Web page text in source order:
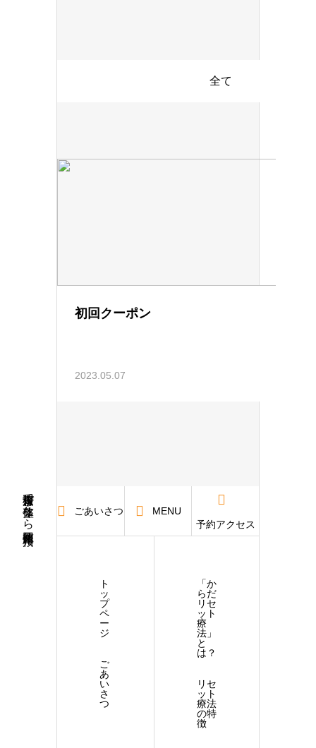
青森市桜川で整体なら回復整体 桜川
全て
初回クーポン
2023.05.07
ごあいさつ
MENU
予約アクセス
ト
ッ
プ
ペ
ー
ジ
ご
あ
い
さ
つ
「か
らだ
リセ
ット
療
法」
と
は？
リセ
ット
療法
の特
徴